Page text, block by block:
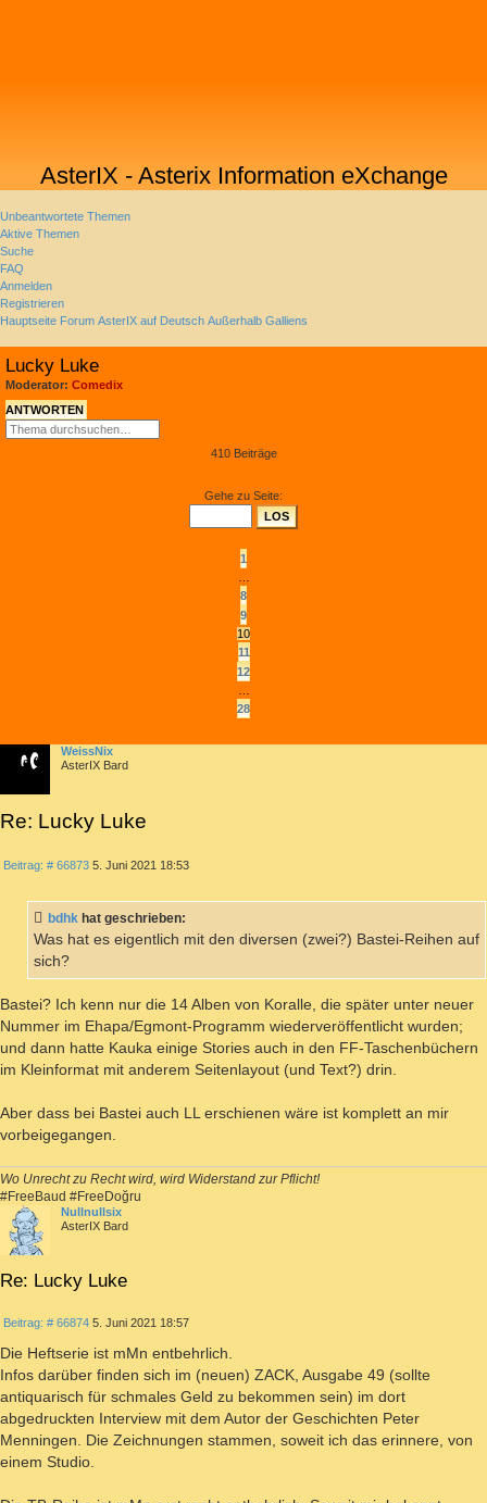
AsterIX - Asterix Information eXchange
Unbeantwortete Themen
Aktive Themen
Suche
FAQ
Anmelden
Registrieren
Hauptseite Forum AsterIX auf Deutsch Außerhalb Galliens
Lucky Luke
Moderator: Comedix
ANTWORTEN
410 Beiträge
10
VON
Gehe zu Seite:
1
8
9
10
11
12
28
WeissNix
AsterIX Bard
Re: Lucky Luke
Beitrag: # 66873Beitrag
5. Juni 2021 18:53
bdhk hat geschrieben:
Was hat es eigentlich mit den diversen (zwei?) Bastei-Reihen auf
sich?
Bastei? Ich kenn nur die 14 Alben von Koralle, die später unter neuer
Nummer im Ehapa/Egmont-Programm wiederveröffentlicht wurden;
und dann hatte Kauka einige Stories auch in den FF-Taschenbüchern
im Kleinformat mit anderem Seitenlayout (und Text?) drin.
Aber dass bei Bastei auch LL erschienen wäre ist komplett an mir
vorbeigegangen.
Wo Unrecht zu Recht wird, wird Widerstand zur Pflicht!
#FreeBaud #FreeDoğru
Nullnullsix
AsterIX Bard
Re: Lucky Luke
Beitrag: # 66874Beitrag
5. Juni 2021 18:57
Die Heftserie ist mMn entbehrlich.
Infos darüber finden sich im (neuen) ZACK, Ausgabe 49 (sollte
antiquarisch für schmales Geld zu bekommen sein) im dort
abgedruckten Interview mit dem Autor der Geschichten Peter
Menningen. Die Zeichnungen stammen, soweit ich das erinnere, von
einem Studio.